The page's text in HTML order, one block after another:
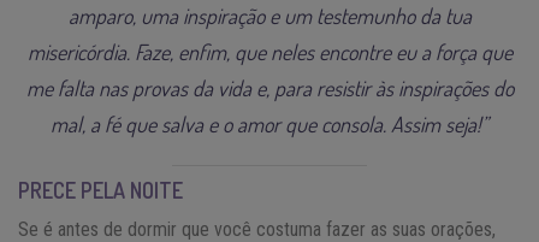
amparo, uma inspiração e um testemunho da tua
misericórdia. Faze, enfim, que neles encontre eu a força que
me falta nas provas da vida e, para resistir às inspirações do
mal, a fé que salva e o amor que consola. Assim seja!”
PRECE PELA NOITE
Se é antes de dormir que você costuma fazer as suas orações,